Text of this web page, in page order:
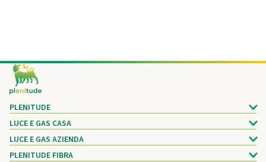
Footer
PLENITUDE
LUCE E GAS CASA
LUCE E GAS AZIENDA
PLENITUDE FIBRA